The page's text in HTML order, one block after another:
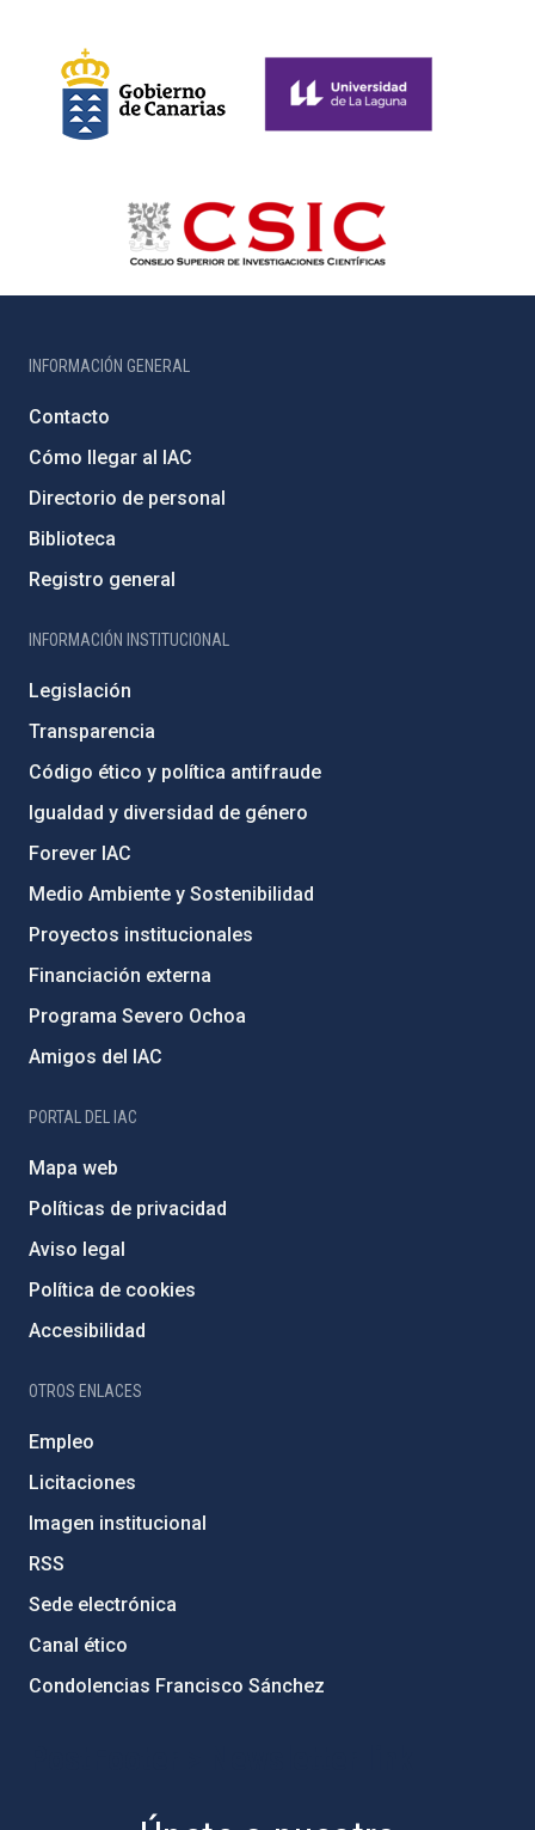
INFORMACIÓN GENERAL
Contacto
Cómo llegar al IAC
Directorio de personal
Biblioteca
Registro general
INFORMACIÓN INSTITUCIONAL
Legislación
Transparencia
Código ético y política antifraude
Igualdad y diversidad de género
Forever IAC
Medio Ambiente y Sostenibilidad
Proyectos institucionales
Financiación externa
Programa Severo Ochoa
Amigos del IAC
PORTAL DEL IAC
Mapa web
Políticas de privacidad
Aviso legal
Política de cookies
Accesibilidad
OTROS ENLACES
Empleo
Licitaciones
Imagen institucional
RSS
Sede electrónica
Canal ético
Condolencias Francisco Sánchez